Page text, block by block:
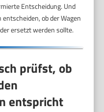
Entscheidung. Und
ob der Wagen
ersetzt werden sollte.
prüfst, ob
entspricht